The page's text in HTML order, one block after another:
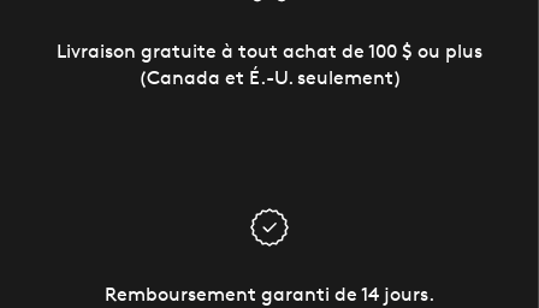
Livraison gratuite à tout achat de 100 $ ou plus
(Canada et É.-U. seulement)
Remboursement garanti de 14 jours.